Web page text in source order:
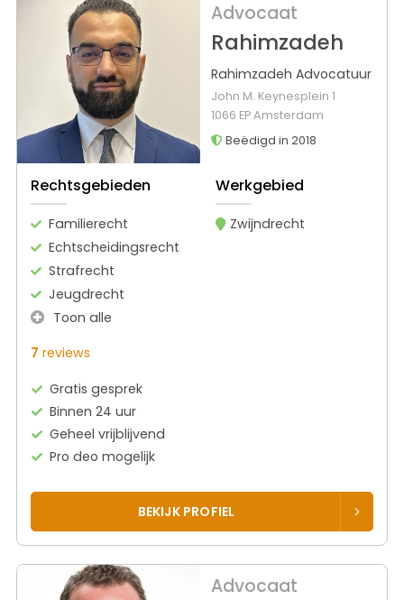
Advocaat
Rahimzadeh
Rahimzadeh Advocatuur
John M. Keynesplein 1
1066 EP Amsterdam
Beëdigd in 2018
Rechtsgebieden
Familierecht
Echtscheidingsrecht
Strafrecht
Jeugdrecht
Toon alle
Werkgebied
Zwijndrecht
7 reviews
Gratis gesprek
Binnen 24 uur
Geheel vrijblijvend
Pro deo mogelijk
BEKIJK PROFIEL
Advocaat